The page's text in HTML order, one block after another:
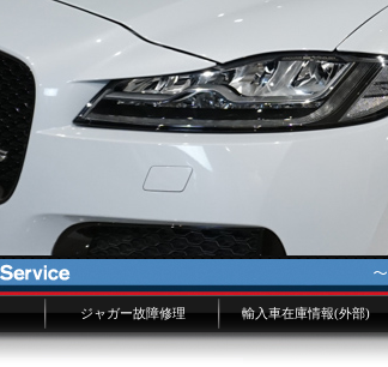
ジャガー故障修理
ジャガー修理概要
ジャガー修理費用
XJ/XKよくある故障
修理事例技術ファイル
ジャガー技術ブログ
輸入車在庫情報(外部)